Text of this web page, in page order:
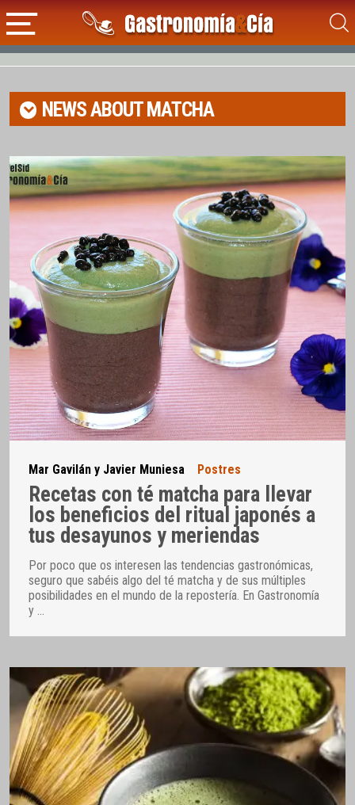
NEWS ABOUTMATCHA
Mar Gavilán y Javier Muniesa Postres
Recetas con té matcha para llevar
los beneficios del ritual japonés a
tus desayunos y meriendas
Por poco que os interesen las tendencias gastronómicas,
seguro que sabéis algo del té matcha y de sus múltiples
posibilidades en el mundo de la repostería. En Gastronomía
y